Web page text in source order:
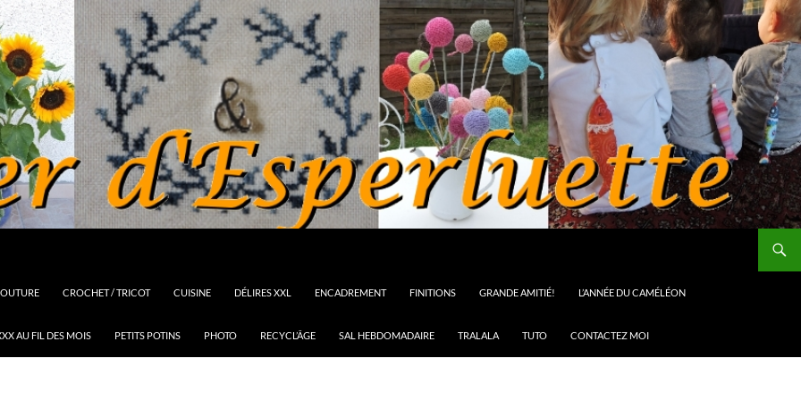
CROCHET / TRICOT CUISINE DÉLIRES XXL ENCADREMENT FINITIONS GRANDE AMITIÉ! L’ANNÉE DU CAMÉLÉON
AU FIL DES MOIS PETITS POTINS PHOTO RECYCL’ÂGE SAL HEBDOMADAIRE TRALALA TUTO CONTACTEZ MOI